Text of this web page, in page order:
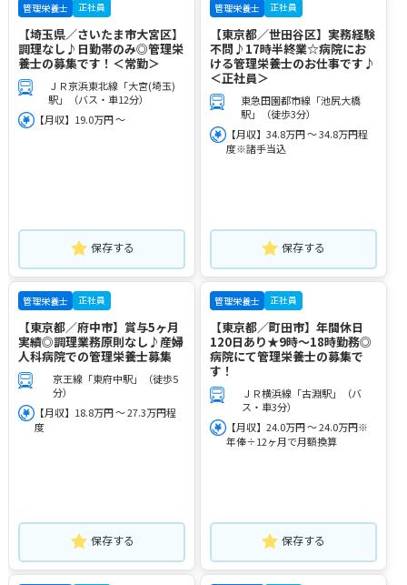
管理栄養士 正社員
【埼玉県／さいたま市大宮区】
調理なし♪日勤帯のみ◎管理栄
養士の募集です！＜常勤＞
ＪＲ京浜東北線「大宮(埼玉)
駅」（バス・車12分）
【月収】19.0万円 ～
保存する
管理栄養士 正社員
【東京都／世田谷区】実務経験
不問♪17時半終業☆病院にお
ける管理栄養士のお仕事です♪
＜正社員＞
東急田園都市線「池尻大橋
駅」（徒歩3分）
【月収】34.8万円 ～ 34.8万円程
度※諸手当込
保存する
管理栄養士 正社員
【東京都／府中市】賞与5ヶ月
実績◎調理業務原則なし♪産婦
人科病院での管理栄養士募集
京王線「東府中駅」（徒歩5
分）
【月収】18.8万円 ～ 27.3万円程
度
保存する
管理栄養士 正社員
【東京都／町田市】年間休日
120日あり★9時～18時勤務◎
病院にて管理栄養士の募集で
す！
ＪＲ横浜線「古淵駅」（バ
ス・車3分）
【月収】24.0万円 ～ 24.0万円※
年俸÷12ヶ月で月額換算
保存する